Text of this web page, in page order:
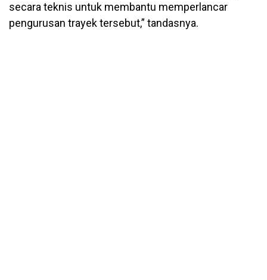
secara teknis untuk membantu memperlancar
pengurusan trayek tersebut,” tandasnya.